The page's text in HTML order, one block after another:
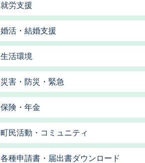
就労支援
婚活・結婚支援
生活環境
災害・防災・緊急
保険・年金
町民活動・コミュニティ
各種申請書・届出書ダウンロード